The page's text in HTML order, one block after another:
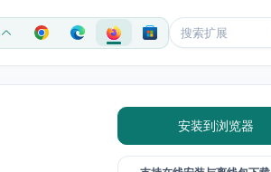
安装到浏览器